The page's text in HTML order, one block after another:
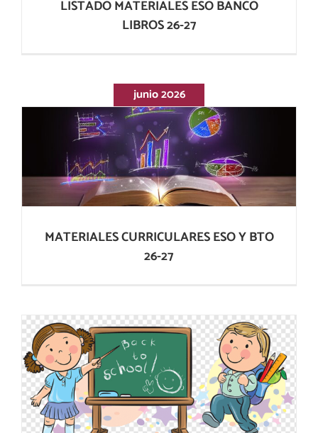
LISTADO MATERIALES ESO BANCO
LIBROS 26-27
junio 2026
MATERIALES CURRICULARES ESO Y BTO
26-27
MATERIALES CURRICULARES ESO Y BTO
26-27